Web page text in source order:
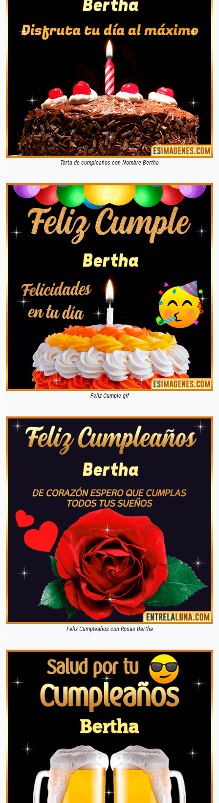
Torta de cumpleaños con Nombre Bertha
Feliz Cumple gif
Feliz Cumpleaños con Rosas Bertha